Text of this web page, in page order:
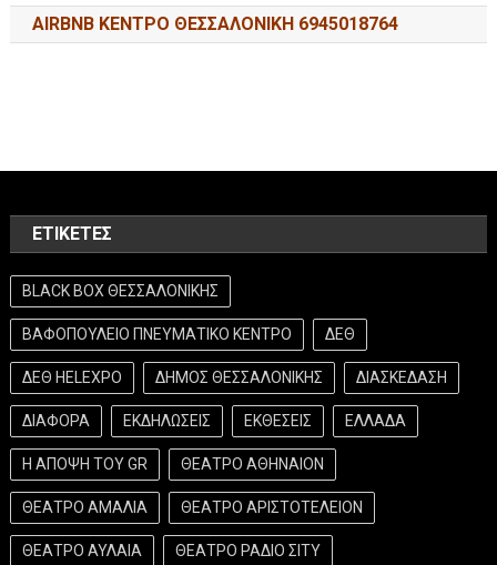
AIRBNB ΚΕΝΤΡΟ ΘΕΣΣΑΛΟΝΙΚΗ 6945018764
ΕΤΙΚΈΤΕΣ
BLACK BOX ΘΕΣΣΑΛΟΝΙΚΗΣ
ΒΑΦΟΠΟΥΛΕΙΟ ΠΝΕΥΜΑΤΙΚΟ ΚΕΝΤΡΟ ΔΕΘ
ΔΕΘ HELEXPO ΔΗΜΟΣ ΘΕΣΣΑΛΟΝΙΚΗΣ ΔΙΑΣΚΕΔΑΣΗ
ΔΙΑΦΟΡΑ ΕΚΔΗΛΩΣΕΙΣ ΕΚΘΕΣΕΙΣ ΕΛΛΑΔΑ
Η ΑΠΟΨΗ ΤΟΥ GR ΘΕΑΤΡΟ ΑΘΗΝΑΙΟΝ
ΘΕΑΤΡΟ ΑΜΑΛΙΑ ΘΕΑΤΡΟ ΑΡΙΣΤΟΤΕΛΕΙΟΝ
ΘΕΑΤΡΟ ΑΥΛΑΙΑ ΘΕΑΤΡΟ ΡΑΔΙΟ ΣΙΤΥ